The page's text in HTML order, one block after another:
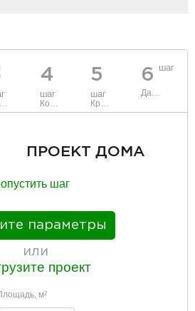
Каркас и стены
4
шаг
Коммуникации
5
шаг
Крыша
6 шаг
Данные
ПРОЕКТ ДОМА
шаг
параметры
или
проект
м2